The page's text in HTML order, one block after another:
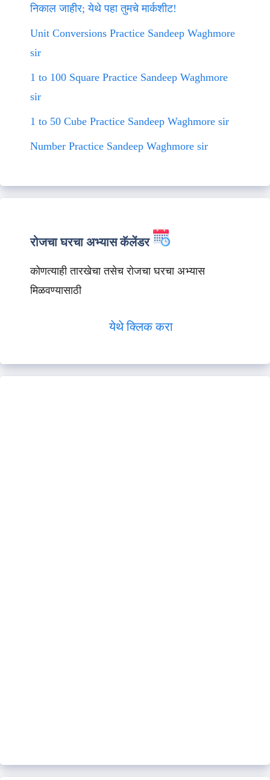
निकाल जाहीर; येथे पहा तुमचे मार्कशीट!
Unit Conversions Practice Sandeep Waghmore
sir
1 to 100 Square Practice Sandeep Waghmore
sir
1 to 50 Cube Practice Sandeep Waghmore sir
Number Practice Sandeep Waghmore sir
रोजचा घरचा अभ्यास कॅलेंडर
कोणत्याही तारखेचा तसेच रोजचा घरचा अभ्यास
मिळवण्यासाठी
येथे क्लिक करा